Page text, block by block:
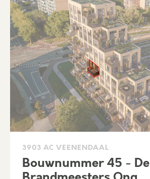
3903 AC VEENENDAAL
Bouwnummer 45 - De